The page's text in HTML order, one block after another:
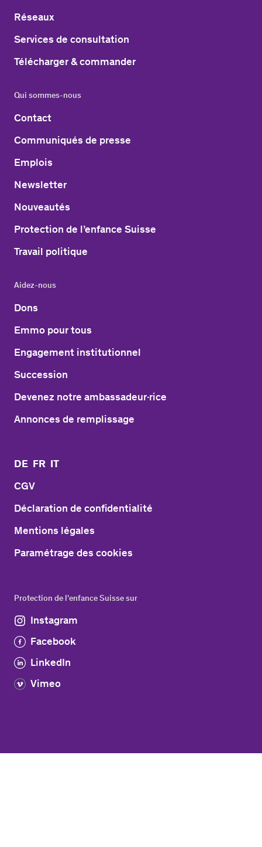
Réseaux
Services de consultation
Télécharger & commander
Qui sommes-nous
Contact
Communiqués de presse
Emplois
Newsletter
Nouveautés
Protection de l’enfance Suisse
Travail politique
Aidez-nous
Dons
Emmo pour tous
Engagement institutionnel
Succession
Devenez notre ambassadeur·rice
Annonces de remplissage
DE FR IT
CGV
Déclaration de confidentialité
Mentions légales
Paramétrage des cookies
Protection de l'enfance Suisse sur
Instagram
Facebook
LinkedIn
Vimeo